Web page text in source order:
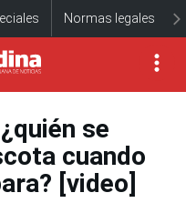
Normas legales
se
cuando
[video]